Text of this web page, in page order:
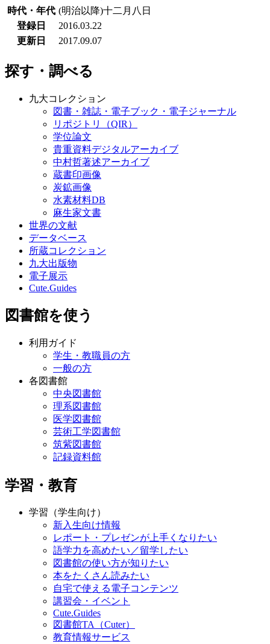
時代・年代 (明治以降)十二月八日
登録日
2016.03.22
更新日
2017.09.07
探す・調べる
九大コレクション
図書・雑誌・電子ブック・電子ジャーナル
リポジトリ（QIR）
学位論文
貴重資料デジタルアーカイブ
中村哲著述アーカイブ
蔵書印画像
炭鉱画像
水素材料DB
麻生家文書
世界の文献
データベース
所蔵コレクション
九大出版物
電子展示
Cute.Guides
図書館を使う
利用ガイド
学生・教職員の方
一般の方
各図書館
中央図書館
理系図書館
医学図書館
芸術工学図書館
筑紫図書館
記録資料館
学習・教育
学習（学生向け）
新入生向け情報
レポート・プレゼンが上手くなりたい
語学力を高めたい／留学したい
図書館の使い方が知りたい
本をたくさん読みたい
自宅で使える電子コンテンツ
講習会・イベント
Cute.Guides
図書館TA（Cuter）
教育情報サービス